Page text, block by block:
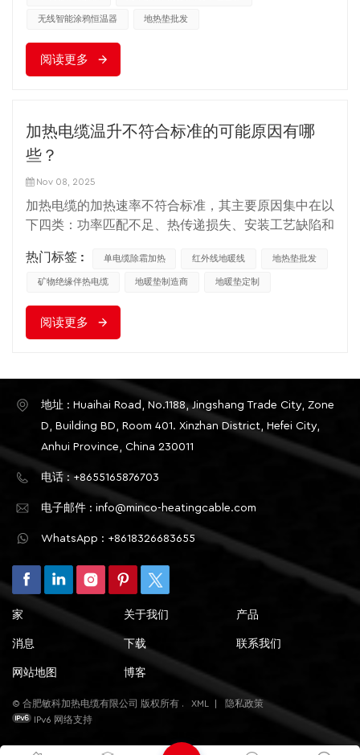
本身成为一个大的冷却表面。 最后是热对流，这是热
量传递到室内环境的方式。随着地板表面温度升高，附
近的空气被加热并上升，形成空气对流。这种自然现象
将热量带到房间的各个角落，同时迫使地板附近的冷空
气再次被加热，形成循环热对流系统。这样，整个室内
些地下电供暖系统现在可以通过智能手机应用程序进行
远程控制，让用户在外出时尽早打开暖气，并在回家时
享受温暖的拥抱。其他系统使用更先进的绝缘材料和更
高效的电加热元件来降低能耗并提高热转换率。 工作
原理及工作流程 地暖电采暖 系统不仅展现了现代科技
的魅力，还为我们提供了温馨舒适的生活环境。在这个
寒冷的冬天，当我们享受温暖的地板时，或许我们会更
（模拟日常使用环境）； 确保加热电缆正常通电，并
管道保温为 50 ℃）。 操作步骤 使用高精度温度计
（精度±0.1℃）或红外温度计，在加热区域内选择三个
域、中间和末端进行； 记录初始温度（开机前），开
机后每隔 10 分钟记录每个测量点的温度，直到温度稳
度到目标温度所需的时间，并与标准要求进行比较。
合规标准 地面辐射加热方案：加热时间≤1小时（从
20℃到28℃）； 管道保温方案：加热时间必须满足设
计要求（例如从 10℃ 到 50℃，时间≤2 小时，具体以设
计文件为准）； 如果加热速度太慢（例如超过 2 小
时），则需要检查电缆功率是否不足、绝缘层是否损坏
（散热）或电缆间距是否过大。 2. 温度均匀性检测：
验证热量分布是否均衡。 温度均匀性应避免局部过热
或温度不足，并覆盖整个加热区域。红外热成像技术常
小时，确保了足够的热传递； 地源热泵安装需要完成
填充层施工（例如水泥砂浆层），以避免直接检测电缆
表面（这可能会因局部接触而导致误差）。 操作步骤
地暖：使用红外热成像仪（分辨率≥320×240）扫描整
个加热区域，按2m×2m网格选择测量点，至少覆盖9个
测量点（例如3x3网格，包括角、边和中心）； 管道保
温：沿管道轴向每隔 1 米选择一个测量点，测量管道上
下左右四个方向各点的温度，并记录各点的温度； 计
算所有测量点的最高温度和最低温度之间的差值，以确
定它们是否符合标准。 合规标准 地源热泵：所有测量
点之间的温差≤3℃（例如中心28℃，边缘不低于
25℃）； 管道保温：同一截面上各测量点之间的温差
≤5℃，轴向相邻测量点之间的温差≤3℃； 如果局部温
差过大（例如角落温度比中心低 5℃），则需要检查电
缆间距是否不均匀（局部过稀），绝缘层是否存在缝隙
（热损失），或者管道绝缘层厚度是否不足。 3. 温度
控制精度测试：验证温度控制器与电缆之间的联动效果
温度控制精度保证了系统能够稳定地维持设定温度，避
免频繁启停或温度漂移。 测试前提 温度控制器已完成
参数设置（例如设定温度为 28 ℃，回温差为 1 ℃），
无线智能涂鸦恒温器 地热垫批发
阅读更多
加热电缆温升不符合标准的可能原因有哪
些？
Nov 08, 2025
加热电缆的加热速率不符合标准，其主要原因集中在以
下四类：功率匹配不足、热传递损失、安装工艺缺陷和
匹配问题：根本原因，发热能力不足 总功率或功率密
度 加热电缆 不符合设计要求，不能快速提供足够的热
值，发热能力不足。常见原因：电缆选择错误、实际敷
设长度短于设计长度、多回路系统中某些电缆未通电。
功率，并与设计文件进行比较。功率密度分布不​​均现
象：局部区域电缆间距过大，单位面积加热功率不足，
整体温度上升速度减慢。典型场景：地暖施工时，墙角
和墙边敷设的电缆过于松散，导致整体升温缓慢；管道
保温时，螺旋缠绕间距突然增大，导致局部加热密度不
足。 2、热传递损失：热量散失过快，无法有效积
累 热量不能完全传递到受控物体（地面、管道），而
是通过绝缘层、缝隙等散失，导致加热效率低下。绝
缘/隔热层失效地暖场景：保温层厚度不足（例如设计
厚度为 20 毫米，实际厚度为 10 毫米），出现裂缝或接
缝松动（未用胶带密封），热量向下渗入楼板，无法向
上积聚。管道保温场景：保温棉没有紧紧包裹住管道，
厚度不足，或者没有外层保护，热量被冷空气带走。填
充层（地源热泵）施工缺陷填充层（水泥砂浆）厚度过
厚（例如设计厚度为 50 毫米，实际厚度为 80 毫
米），这会延长导热路径，并显著延长加热时间；填充
层固化不充分，内部有孔隙，导热效率降低；填充层中
混入了过多的石块和杂质，导致导热性差，无法快速将
热量传递到表面。电缆未牢固地连接到受控物体上。当
管道进行绝缘时，电缆没有用铝箔胶带固定在管道表
热门标签 : 单电缆除霜加热 红外线地暖线 地热垫批发
矿物绝缘伴热电缆 地暖垫制造商 地暖垫定制
阅读更多
地址 : Huaihai Road, No.1188, Jingshang Trade City, Zone
D, Building BD, Room 401. Xinzhan District, Hefei City,
Anhui Province, China 230011
电话 : +8655165876703
电子邮件 : info@minco-heatingcable.com
WhatsApp : +8618326683655
家 关于我们 产品
消息 下载 联系我们
网站地图 博客
© 合肥敏科加热电缆有限公司 版权所有 . XML
隐私政策
IPv6 网络支持